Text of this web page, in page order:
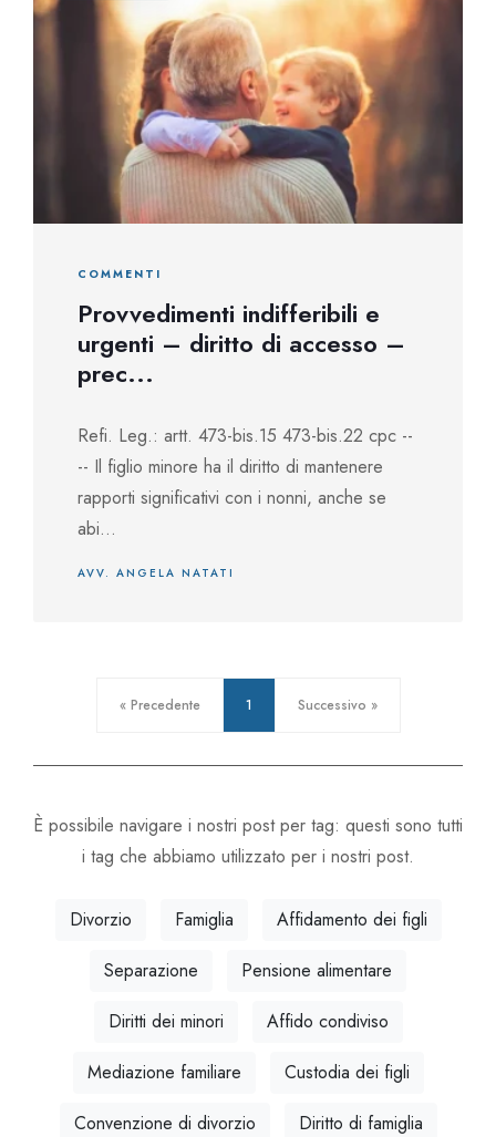
COMMENTI
Provvedimenti indifferibili e
urgenti – diritto di accesso –
prec...
Refi. Leg.: artt. 473-bis.15 473-bis.22 cpc --
-- Il figlio minore ha il diritto di mantenere
rapporti significativi con i nonni, anche se
abi...
AVV. ANGELA NATATI
« Precedente 1 Successivo »
È possibile navigare i nostri post per tag: questi sono tutti
i tag che abbiamo utilizzato per i nostri post.
Divorzio Famiglia
Affidamento dei figli
Separazione
Pensione alimentare
Diritti dei minori
Affido condiviso
Mediazione familiare
Custodia dei figli
Convenzione di divorzio
Diritto di famiglia